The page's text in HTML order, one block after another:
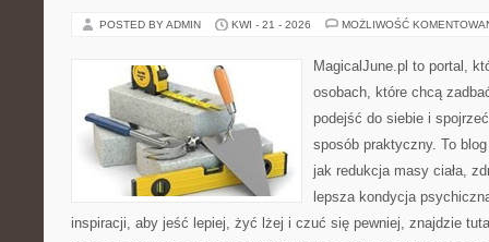
POSTED BY ADMIN KWI - 21 - 2026 MOŻLIWOŚĆ
MagicalJune.pl to portal,
osobach, które chcą
podejść do siebie i
sposób praktyczny. To
jak redukcja masy ciała,
lepsza kondycja
inspiracji, aby jeść lepiej, żyć lżej i czuć się pewniej, znajdzie